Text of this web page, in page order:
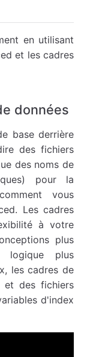
en utilisant
et les cadres
données
base derrière
des fichiers
des noms de
pour la
vous
Les cadres
à votre
plus
plus
les cadres de
et des fichiers
d'index